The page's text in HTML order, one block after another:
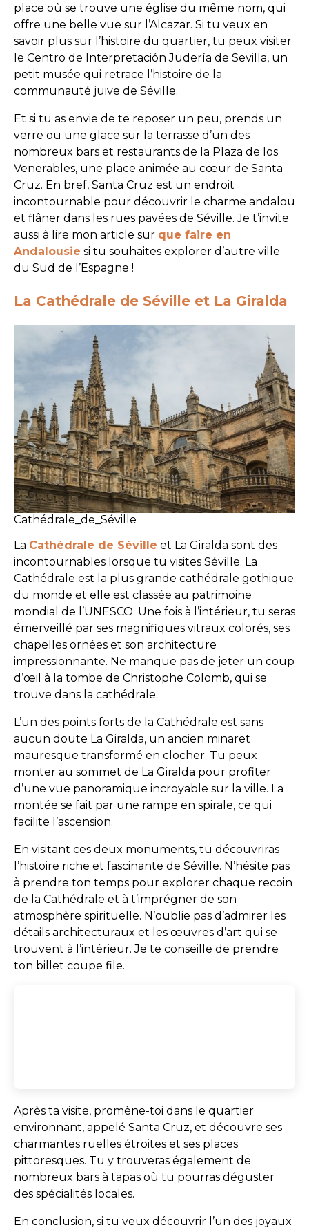
place où se trouve une église du même nom, qui
offre une belle vue sur l’Alcazar. Si tu veux en
savoir plus sur l’histoire du quartier, tu peux visiter
le Centro de Interpretación Judería de Sevilla, un
petit musée qui retrace l’histoire de la
communauté juive de Séville.
Et si tu as envie de te reposer un peu, prends un
verre ou une glace sur la terrasse d’un des
nombreux bars et restaurants de la Plaza de los
Venerables, une place animée au cœur de Santa
Cruz. En bref, Santa Cruz est un endroit
incontournable pour découvrir le charme andalou
et flâner dans les rues pavées de Séville. Je t’invite
aussi à lire mon article sur que faire en
Andalousie si tu souhaites explorer d’autre ville
du Sud de l’Espagne !
La Cathédrale de Séville et La Giralda
Cathédrale_de_Séville
La Cathédrale de Séville et La Giralda sont des
incontournables lorsque tu visites Séville. La
Cathédrale est la plus grande cathédrale gothique
du monde et elle est classée au patrimoine
mondial de l’UNESCO. Une fois à l’intérieur, tu seras
émerveillé par ses magnifiques vitraux colorés, ses
chapelles ornées et son architecture
impressionnante. Ne manque pas de jeter un coup
d’œil à la tombe de Christophe Colomb, qui se
trouve dans la cathédrale.
L’un des points forts de la Cathédrale est sans
aucun doute La Giralda, un ancien minaret
mauresque transformé en clocher. Tu peux
monter au sommet de La Giralda pour profiter
d’une vue panoramique incroyable sur la ville. La
montée se fait par une rampe en spirale, ce qui
facilite l’ascension.
En visitant ces deux monuments, tu découvriras
l’histoire riche et fascinante de Séville. N’hésite pas
à prendre ton temps pour explorer chaque recoin
de la Cathédrale et à t’imprégner de son
atmosphère spirituelle. N’oublie pas d’admirer les
détails architecturaux et les œuvres d’art qui se
trouvent à l’intérieur. Je te conseille de prendre
ton billet coupe file.
Après ta visite, promène-toi dans le quartier
environnant, appelé Santa Cruz, et découvre ses
charmantes ruelles étroites et ses places
pittoresques. Tu y trouveras également de
nombreux bars à tapas où tu pourras déguster
des spécialités locales.
En conclusion, si tu veux découvrir l’un des joyaux